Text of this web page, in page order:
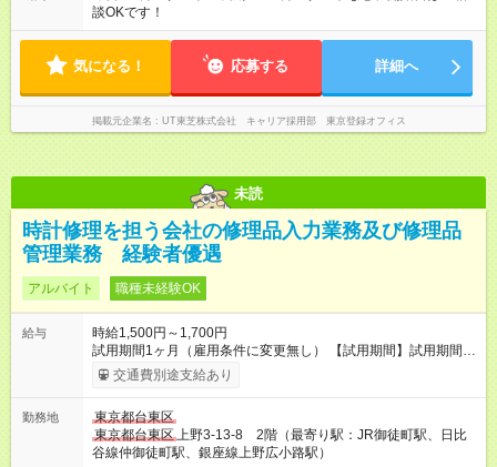
談OKです！
気になる！ 応募する 詳細へ
掲載元企業名 UT東芝株式会社 キャリア採用部 東京登録オフィス
未読
時計修理を担う会社の修理品入力業務及び修理品
管理業務 経験者優遇
アルバイト 職種未経験OK
給与
時給1,500円～1,700円
試用期間1ヶ月（雇用条件に変更無し） 【試用期間】試用期間あ
り 試用期間の長さ：1ヶ月 雇用形態、給与は本採用時と同じで
す。
交通費別途支給あり
勤務地
東京都台東区
東京都台東区上野3-13-8 2階（最寄り駅：JR御徒町駅、日比
谷線仲御徒町駅、銀座線上野広小路駅）